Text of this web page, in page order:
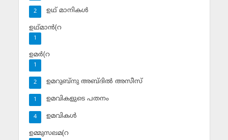
ഉഥ് മാനികള്‍
2
ഉഥ്മാന്‍(റ
1
ഉമര്‍(റ
1
ഉമറുബ്‌നു അബ്ദില്‍ അസീസ്‌
2
ഉമവികളുടെ പതനം
1
ഉമവികള്‍
4
ഉമ്മുസലമ(റ